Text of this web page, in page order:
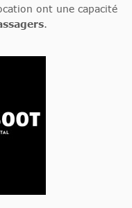
ont une capacité
.